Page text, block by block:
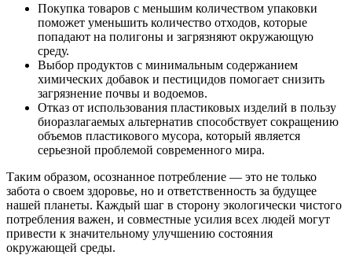
Покупка товаров с меньшим количеством упаковки
поможет уменьшить количество отходов, которые
попадают на полигоны и загрязняют окружающую
среду.
Выбор продуктов с минимальным содержанием
химических добавок и пестицидов помогает снизить
загрязнение почвы и водоемов.
Отказ от использования пластиковых изделий в пользу
биоразлагаемых альтернатив способствует сокращению
объемов пластикового мусора, который является
серьезной проблемой современного мира.
Таким образом, осознанное потребление — это не только
забота о своем здоровье, но и ответственность за будущее
нашей планеты. Каждый шаг в сторону экологически чистого
потребления важен, и совместные усилия всех людей могут
привести к значительному улучшению состояния
окружающей среды.